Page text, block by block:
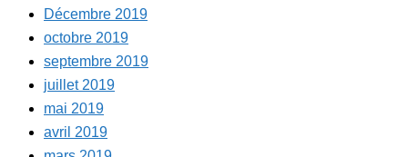
Décembre 2019
octobre 2019
septembre 2019
juillet 2019
mai 2019
avril 2019